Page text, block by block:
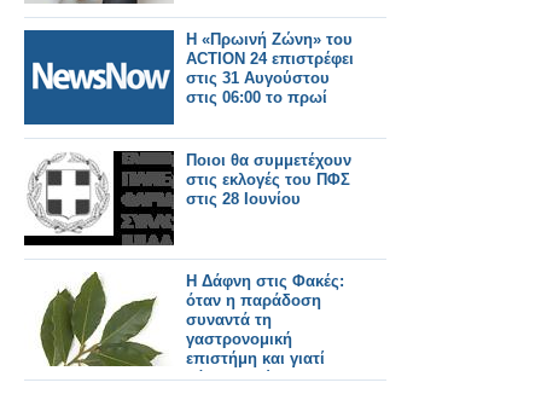
Η «Πρωινή Ζώνη» του
ACTION 24 επιστρέφει
στις 31 Αυγούστου
στις 06:00 το πρωί
Ποιοι θα συμμετέχουν
στις εκλογές του ΠΦΣ
στις 28 Ιουνίου
Η Δάφνη στις Φακές:
όταν η παράδοση
συναντά τη
γαστρονομική
επιστήμη και γιατί
βάζουμε φύλλα